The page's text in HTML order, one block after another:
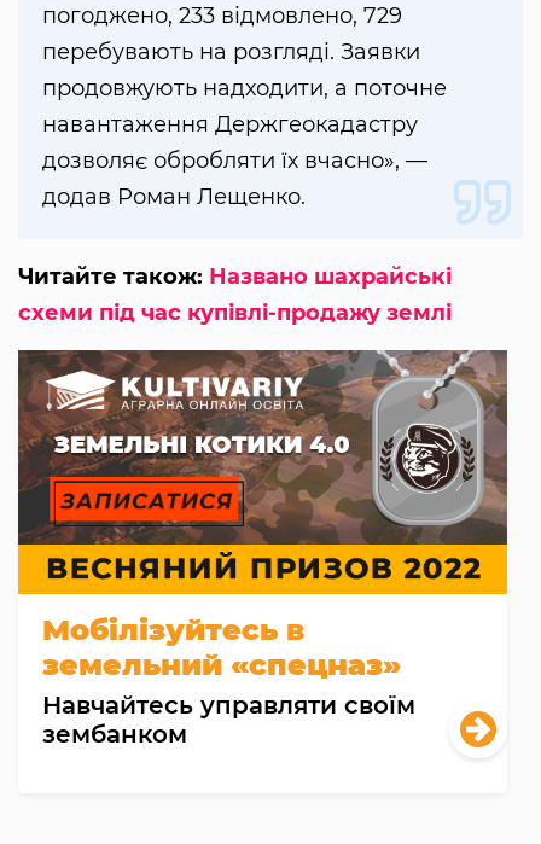
погоджено, 233 відмовлено, 729
перебувають на розгляді. Заявки
продовжують надходити, а поточне
навантаження Держгеокадастру
дозволяє обробляти їх вчасно», —
додав Роман Лещенко.
Читайте також: Названо шахрайські
схеми під час купівлі-продажу землі
Мобілізуйтесь в
земельний «спецназ»
Навчайтесь управляти своїм
зембанком